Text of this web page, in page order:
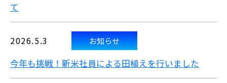
て
2026.5.3 お知らせ
今年も挑戦！新米社員による田植えを行いました